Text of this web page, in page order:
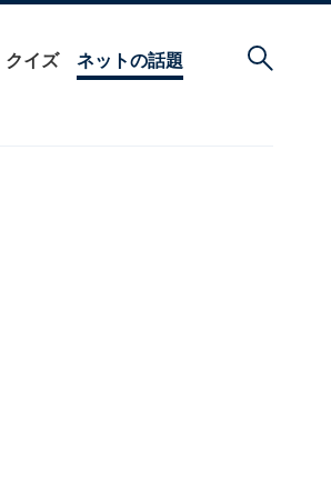
クイズ ネットの話題